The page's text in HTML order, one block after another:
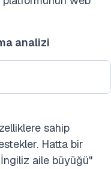
analizi
sahip
Hatta bir
aile büyüğü"